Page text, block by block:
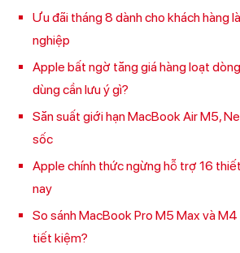
Ưu đãi tháng 8 dành cho khách hàng
nghiệp
Apple bất ngờ tăng giá hàng loạt
dùng cần lưu ý gì?
Săn suất giới hạn MacBook Air M5,
sốc
Apple chính thức ngừng hỗ trợ 16
nay
So sánh MacBook Pro M5 Max và
tiết kiệm?